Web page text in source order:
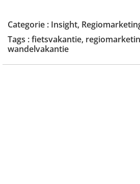
Categorie : Insight,
Tags :fietsvakantie,
wandelvakantie